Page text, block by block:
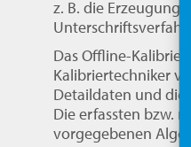
z. B. die Erzeugung
Das Offline-
Kalibriertechniker
Detaildaten und die
Die erfassten bzw.
vorgegebenen